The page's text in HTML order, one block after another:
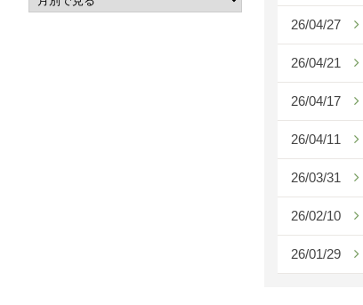
26/04/27
26/04/21
26/04/17
26/04/11
26/03/31
26/02/10
26/01/29